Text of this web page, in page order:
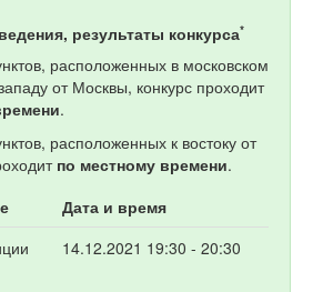
результаты конкурса*
расположенных в московском
от Москвы, конкурс проходит
.
расположенных к востоку от
по местному времени.
Дата и время
14.12.2021 19:30 - 20:30